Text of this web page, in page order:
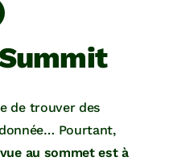
de trouver des
Pourtant,
au sommet est à